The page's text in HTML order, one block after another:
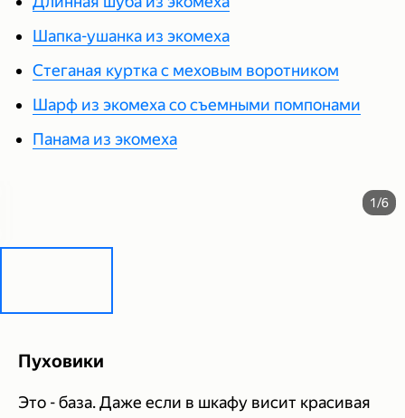
Шапка-ушанка из экомеха
Стеганая куртка с меховым воротником
Шарф из экомеха со съемными помпонами
Панама из экомеха
1/6
Пуховики
Это - база. Даже если в шкафу висит красивая